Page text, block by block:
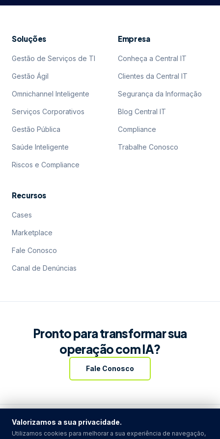
Soluções
Gestão de Serviços de TI
Gestão Ágil
Omnichannel Inteligente
Serviços Corporativos
Gestão Pública
Saúde Inteligente
Riscos e Compliance
Empresa
Conheça a Central IT
Clientes da Central IT
Segurança da Informação
Blog Central IT
Compliance
Trabalhe Conosco
Recursos
Cases
Marketplace
Fale Conosco
Canal de Denúncias
Pronto para transformar sua
operação com IA?
Fale Conosco
Valorizamos a sua privacidade.
Utilizamos cookies para melhorar a sua experiência de navegação,